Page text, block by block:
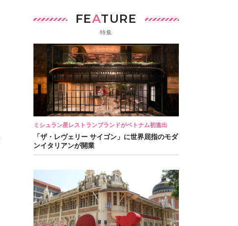
FEATURE
特集
ミシュラン星レストランブランドがベトナム初進出
「ザ・レヴェリー サイゴン」に世界屈指のモダ
ンイタリアンが開業